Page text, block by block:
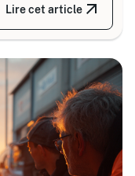
de recyclage,
sécurité, du
Lire cet article